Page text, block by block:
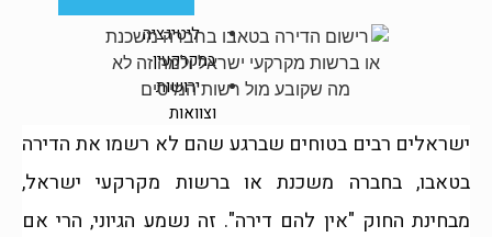
ליטיגציה
במקרקעין
ירושות
וצוואות
יפוי
מתמשך
מאמרים
ישראלים רבים בטוחים שברגע שהם לא רשמו את הדירה
בטאבו, בחברה משכנת או ברשות מקרקעי ישראל,
מבחינת החוק "אין להם דירה". זה נשמע הגיוני, הרי אם